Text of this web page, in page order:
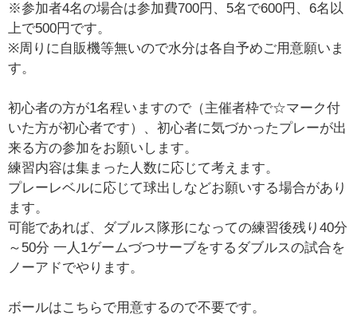
※参加者4名の場合は参加費700円、5名で600円、6名以
上で500円です。
※周りに自販機等無いので水分は各自予めご用意願いま
す。
初心者の方が1名程いますので（主催者枠で☆マーク付
いた方が初心者です）、初心者に気づかったプレーが出
来る方の参加をお願いします。
練習内容は集まった人数に応じて考えます。
プレーレベルに応じて球出しなどお願いする場合があり
ます。
可能であれば、ダブルス隊形になっての練習後残り40分
～50分 一人1ゲームづつサーブをするダブルスの試合を
ノーアドでやります。
ボールはこちらで用意するので不要です。